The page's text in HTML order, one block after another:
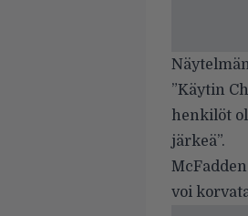
”Käytin
henkilöt
järkeä”.
voi